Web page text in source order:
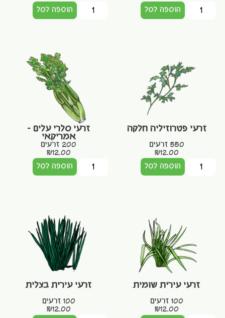
הוספה לסל
הוספה לסל
זרעי פטרוזיליה חלקה
550 זרעים
₪12.00
הוספה לסל
זרעי סלרי עלים –
אמריקאי
200 זרעים
₪12.00
הוספה לסל
זרעי עירית שומית
100 זרעים
₪12.00
זרעי עירית בצלית
100 זרעים
₪12.00